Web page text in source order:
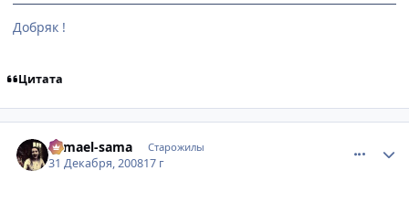
Добряк !
Цитата
Samael-sama Старожилы
31 Декабря, 200817 г